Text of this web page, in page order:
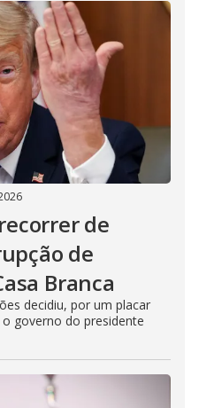
de
de
Branca
decidiu, por um placar
governo do presidente